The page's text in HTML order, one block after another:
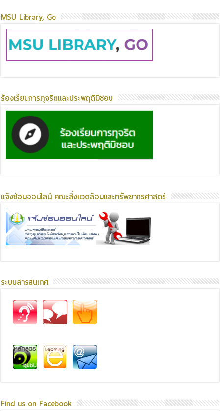
MSU Library, Go
ร้องเรียนการทุจริตและประพฤติมิชอบ
แจ้งซ่อมออนไลน์ คณะสิ่งแวดล้อมและทรัพยากรศาสตร์
ระบบสารสนเทศ
Find us on Facebook